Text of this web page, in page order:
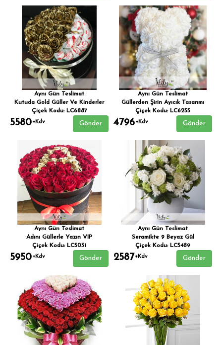
Aynı Gün Teslimat
Kutuda Gold Güller Ve Kinderler
Çiçek Kodu: LC6887
5580+Kdv Gönder
Aynı Gün Teslimat
Güllerden Şirin Ayıcık Tasarımı
Çiçek Kodu: LC6255
4796+Kdv Gönder
Aynı Gün Teslimat
Adını Güllerle Yazın VIP
Çiçek Kodu: LC5031
5950+Kdv Gönder
Aynı Gün Teslimat
Seramikte 9 Beyaz Gül
Çiçek Kodu: LC5489
2587+Kdv Gönder